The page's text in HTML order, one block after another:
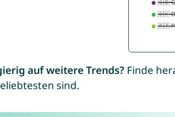
auf weitere Trends? Finde
sind.